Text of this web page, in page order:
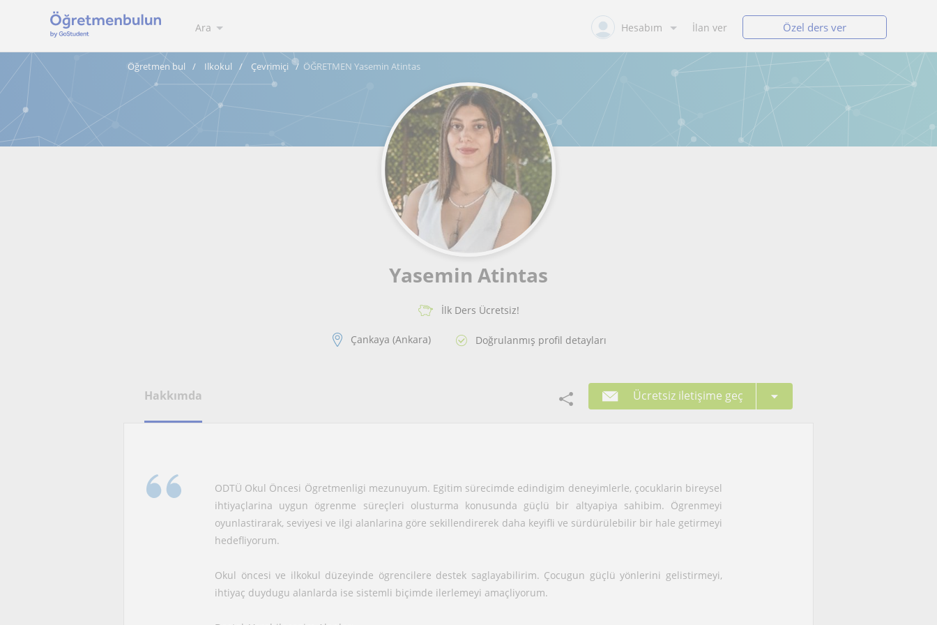
Ara Hesabım İlan ver Özel ders ver
Öğretmen bul Ilkokul Çevrimiçi ÖĞRETMEN Yasemin Atintas
Yasemin Atintas
İlk Ders Ücretsiz!
Çankaya (Ankara) Doğrulanmış profil detayları
Hakkımda Ücretsiz iletişime geç
ODTÜ Okul Öncesi Ögretmenligi mezunuyum. Egitim sürecimde edindigim deneyimlerle, çocuklarin bireysel
ihtiyaçlarina uygun ögrenme süreçleri olusturma konusunda güçlü bir altyapiya sahibim. Ögrenmeyi
oyunlastirarak, seviyesi ve ilgi alanlarina göre sekillendirerek daha keyifli ve sürdürülebilir bir hale getirmeyi
hedefliyorum.
Okul öncesi ve ilkokul düzeyinde ögrencilere destek saglayabilirim. Çocugun güçlü yönlerini gelistirmeyi,
ihtiyaç duydugu alanlarda ise sistemli biçimde ilerlemeyi amaçliyorum.